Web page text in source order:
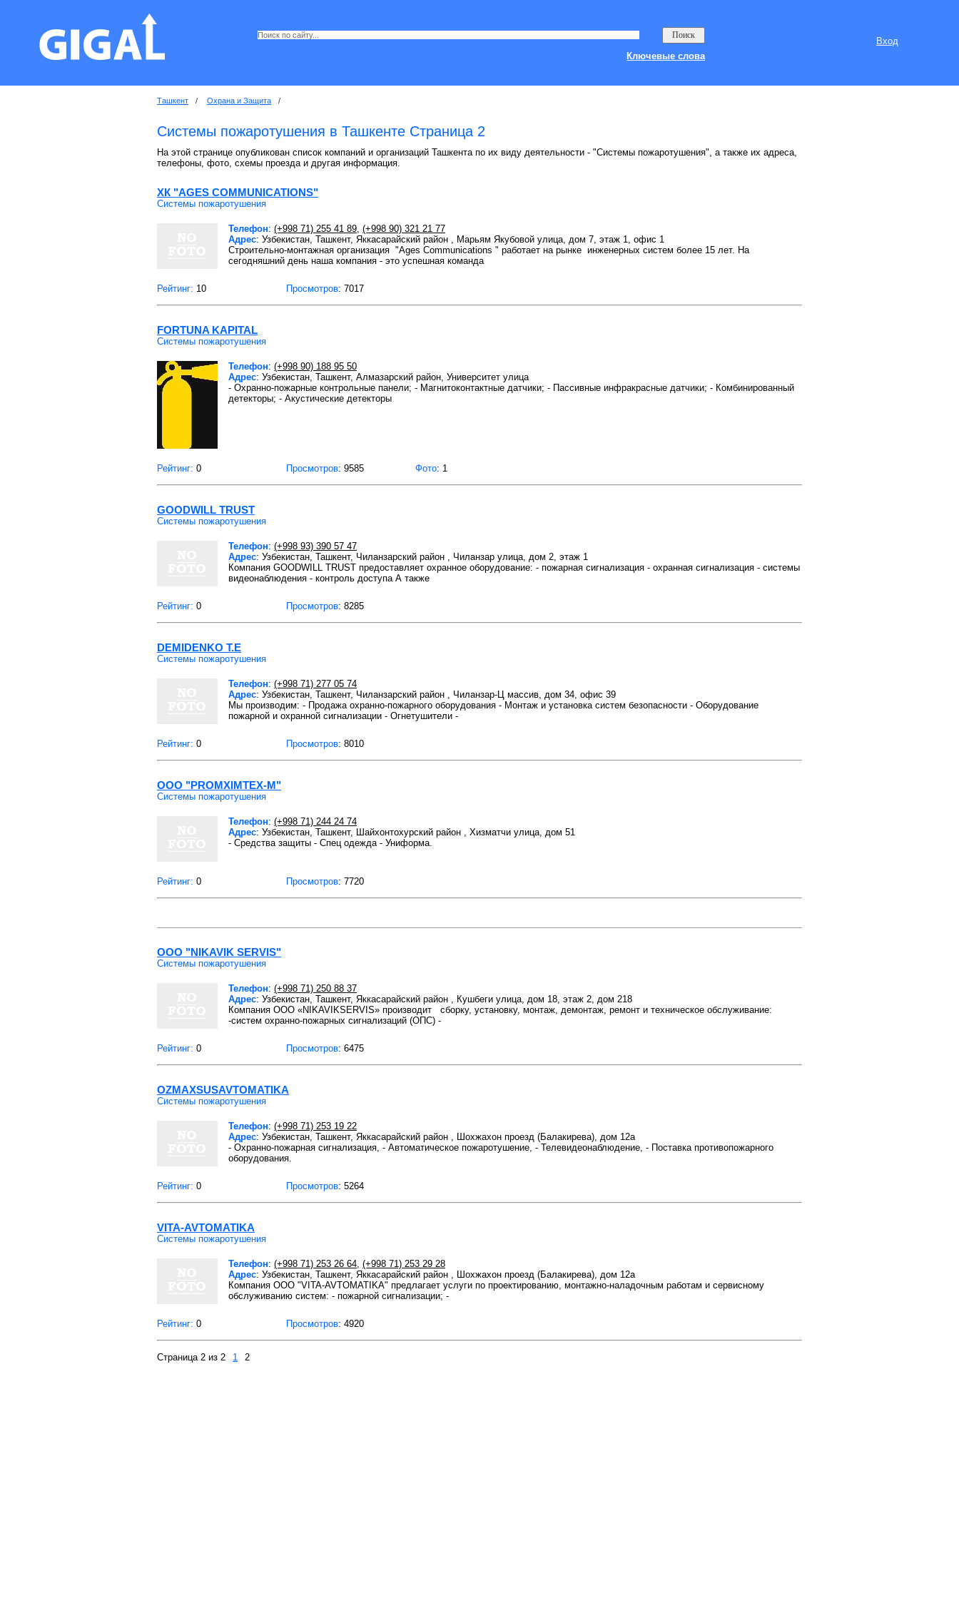
Вход
Ключевые слова
Ташкент / Охрана и Защита /
Системы пожаротушения в Ташкенте Страница 2
На этой странице опубликован список компаний и организаций Ташкента по их виду деятельности - "Системы пожаротушения", а также их адреса,
телефоны, фото, схемы проезда и другая информация.
ХК "AGES COMMUNICATIONS"
Системы пожаротушения
Телефон: (+998 71) 255 41 89, (+998 90) 321 21 77
Адрес: Узбекистан, Ташкент, Яккасарайский район , Марьям Якубовой улица, дом 7, этаж 1, офис 1
Строительно-монтажная организация "Ages Communications " работает на рынке инженерных систем более 15 лет. На
сегодняшний день наша компания - это успешная команда
Рейтинг: 10 Просмотров: 7017
FORTUNA KAPITAL
Системы пожаротушения
Телефон: (+998 90) 188 95 50
Адрес: Узбекистан, Ташкент, Алмазарский район, Университет улица
- Охранно-пожарные контрольные панели; - Магнитоконтактные датчики; - Пассивные инфракрасные датчики; - Комбинированный
детекторы; - Акустические детекторы
Рейтинг: 0 Просмотров: 9585 Фото: 1
GOODWILL TRUST
Системы пожаротушения
Телефон: (+998 93) 390 57 47
Адрес: Узбекистан, Ташкент, Чиланзарский район , Чиланзар улица, дом 2, этаж 1
Компания GOODWILL TRUST предоставляет охранное оборудование: - пожарная сигнализация - охранная сигнализация - системы
видеонаблюдения - контроль доступа А также
Рейтинг: 0 Просмотров: 8285
DEMIDENKO T.E
Системы пожаротушения
Телефон: (+998 71) 277 05 74
Адрес: Узбекистан, Ташкент, Чиланзарский район , Чиланзар-Ц массив, дом 34, офис 39
Мы производим: - Продажа охранно-пожарного оборудования - Монтаж и установка систем безопасности - Оборудование
пожарной и охранной сигнализации - Огнетушители -
Рейтинг: 0 Просмотров: 8010
OOO "PROMXIMTEX-M"
Системы пожаротушения
Телефон: (+998 71) 244 24 74
Адрес: Узбекистан, Ташкент, Шайхонтохурский район , Хизматчи улица, дом 51
- Средства защиты - Спец одежда - Униформа.
Рейтинг: 0 Просмотров: 7720
OOO "NIKAVIK SERVIS"
Системы пожаротушения
Телефон: (+998 71) 250 88 37
Адрес: Узбекистан, Ташкент, Яккасарайский район , Кушбеги улица, дом 18, этаж 2, дом 218
Компания OOO «NIKAVIKSERVIS» производит сборку, установку, монтаж, демонтаж, ремонт и техническое обслуживание:
-систем охранно-пожарных сигнализаций (ОПС) -
Рейтинг: 0 Просмотров: 6475
OZMAXSUSAVTOMATIKA
Системы пожаротушения
Телефон: (+998 71) 253 19 22
Адрес: Узбекистан, Ташкент, Яккасарайский район , Шохжахон проезд (Балакирева), дом 12а
- Охранно-пожарная сигнализация, - Автоматическое пожаротушение, - Телевидеонаблюдение, - Поставка противопожарного
оборудования.
Рейтинг: 0 Просмотров: 5264
VITA-AVTOMATIKA
Системы пожаротушения
Телефон: (+998 71) 253 26 64, (+998 71) 253 29 28
Адрес: Узбекистан, Ташкент, Яккасарайский район , Шохжахон проезд (Балакирева), дом 12а
Компания ООО "VITA-AVTOMATIKA" предлагает услуги по проектированию, монтажно-наладочным работам и сервисному
обслуживанию систем: - пожарной сигнализации; -
Рейтинг: 0 Просмотров: 4920
Страница 2 из 2 1 2